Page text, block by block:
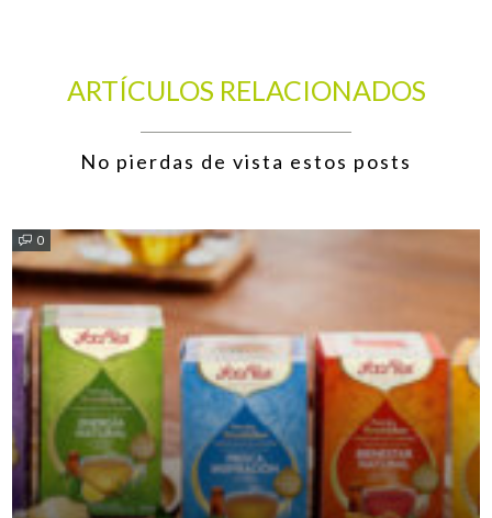
ARTÍCULOS RELACIONADOS
No pierdas de vista estos posts
0